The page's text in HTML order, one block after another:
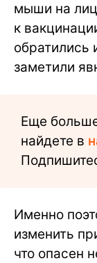
мыши на
к
обратились
заметили
Еще
найдете в
Именно
изменить
что опасен